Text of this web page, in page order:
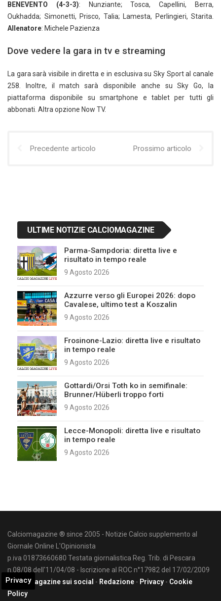
BENEVENTO (4-3-3): Nunziante; Tosca, Capellini, Berra,
Oukhadda; Simonetti, Prisco, Talia; Lamesta, Perlingieri, Starita.
Allenatore: Michele Pazienza
Dove vedere la gara in tv e streaming
La gara sarà visibile in diretta e in esclusiva su Sky Sport al canale
258. Inoltre, il match sarà disponibile anche su Sky Go, la
piattaforma disponibile su smartphone e tablet per tutti gli
abbonati. Altra opzione Now TV.
Precedente articolo Prossimo articolo
ULTIME NOTIZIE CALCIOMAGAZINE
Parma-Sampdoria: diretta live e
risultato in tempo reale
9 Agosto 2026
Azzurre verso gli Europei 2026: dopo
Cavalese, ultimo test a Koszalin
9 Agosto 2026
Frosinone-Lazio: diretta live e risultato
in tempo reale
9 Agosto 2026
Gottardi/Orsi Toth ko in semifinale:
Brunner/Hüberli troppo forti
9 Agosto 2026
Lecce-Monopoli: diretta live e risultato
in tempo reale
9 Agosto 2026
Calciomagazine ® since 2005 - Notizie Calcio supplemento al
Giornale Online L'Opinionista
p.iva 01873660680 Testata giornalistica Reg. Trib. di Pescara
n.08/08 dell'11/04/08 - Iscrizione al ROC n°17982 del 17/02/2009
Calciomagazine sui social - Redazione - Privacy - Cookie
Policy
Privacy